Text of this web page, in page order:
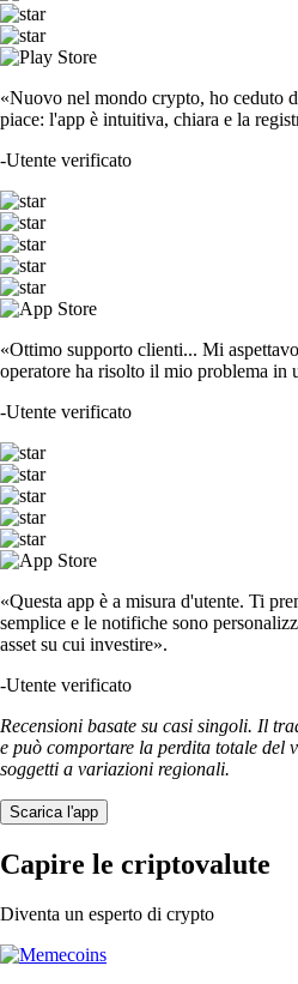
«Nuovo nel mondo crypto, ho ceduto
piace: l'app è intuitiva, chiara e la
-Utente verificato
«Ottimo supporto clienti... Mi
operatore ha risolto il mio problema in
-Utente verificato
«Questa app è a misura d'utente. Ti
semplice e le notifiche sono
asset su cui investire».
-Utente verificato
Recensioni basate su casi singoli. Il
e può comportare la perdita totale del
soggetti a variazioni regionali.
Scarica l'app
Capire le criptovalute
Diventa un esperto di crypto